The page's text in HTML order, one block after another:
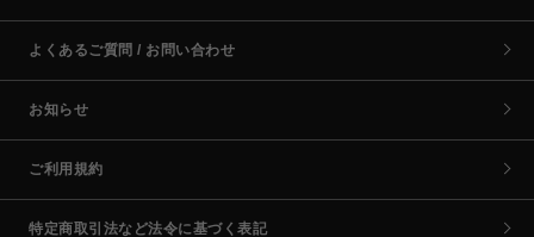
よくあるご質問 / お問い合わせ
お知らせ
ご利用規約
特定商取引法など法令に基づく表記